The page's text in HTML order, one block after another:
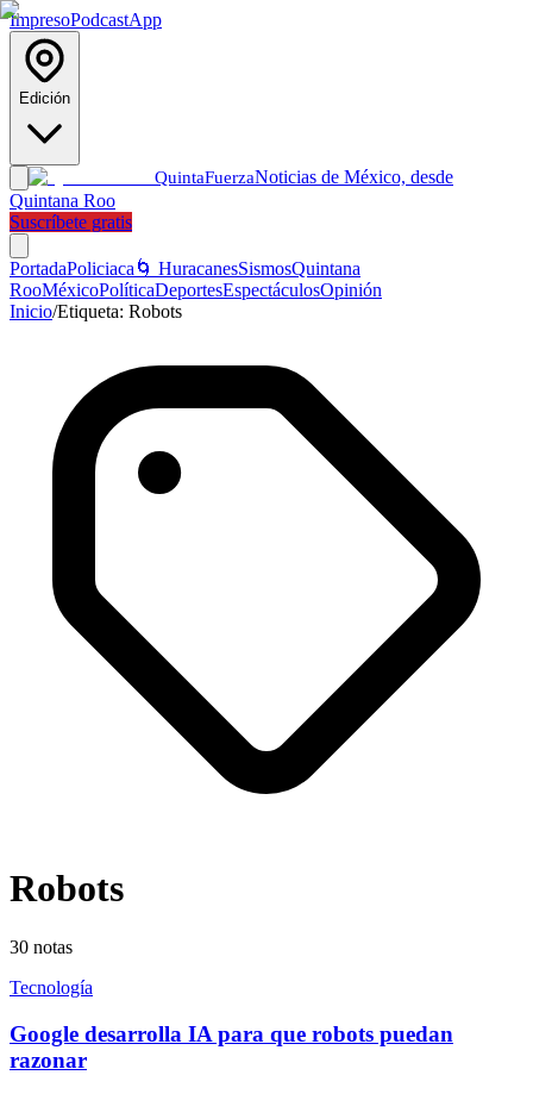
ImpresoPodcastApp
Edición
QuintaFuerzaNoticias de México, desde
Quintana Roo
Suscríbete gratis
PortadaPoliciaca 🌀 HuracanesSismosQuintana
RooMéxicoPolíticaDeportesEspectáculosOpinión
Inicio/Etiqueta: Robots
Robots
30 notas
Tecnología
Google desarrolla IA para que robots puedan
razonar